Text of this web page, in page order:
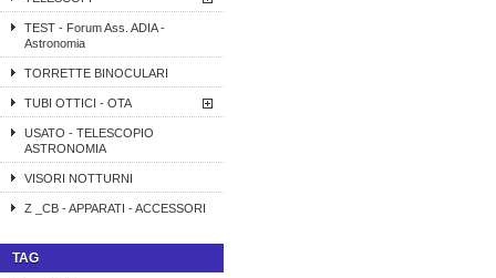
TEST - Forum Ass. ADIA -
Astronomia
TORRETTE BINOCULARI
TUBI OTTICI - OTA
USATO - TELESCOPIO
ASTRONOMIA
VISORI NOTTURNI
Z _CB - APPARATI - ACCESSORI
TAG